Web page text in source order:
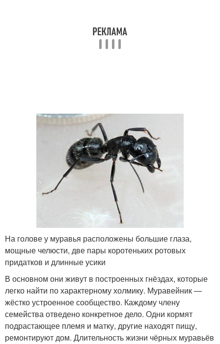
На голове у муравья расположены большие глаза,
мощные челюсти, две пары коротеньких ротовых
придатков и длинные усики
В основном они живут в построенных гнёздах, которые
легко найти по характерному холмику. Муравейник —
жёстко устроенное сообщество. Каждому члену
семейства отведено конкретное дело. Одни кормят
подрастающее племя и матку, другие находят пищу,
ремонтируют дом. Длительность жизни чёрных муравьёв